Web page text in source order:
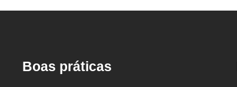
Boas práticas